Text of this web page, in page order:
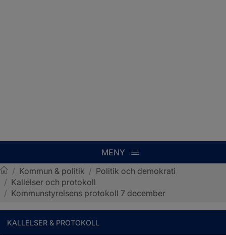
MENY
Sotenäs kommun
/ Kommun & politik / Politik och demokrati
/ Kallelser och protokoll
/ Kommunstyrelsens protokoll 7 december
KALLELSER & PROTOKOLL